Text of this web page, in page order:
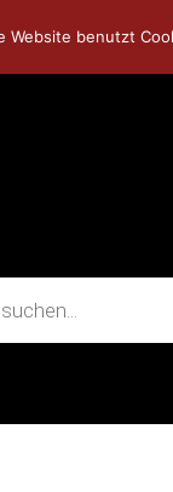
Website benutzt